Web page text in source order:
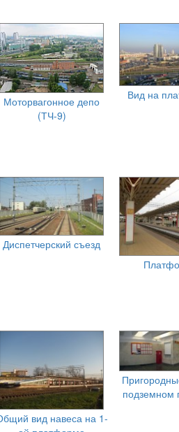
Моторвагонное депо
(ТЧ-9)
Вид на
Диспетчерский съезд
вид навеса на 1-
подземном